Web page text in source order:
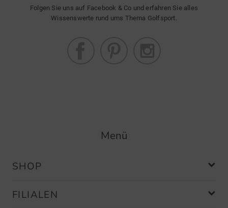
Folgen Sie uns auf Facebook & Co und erfahren Sie alles
Wissenswerte rund ums Thema Golfsport.
Menü
SHOP
FILIALEN